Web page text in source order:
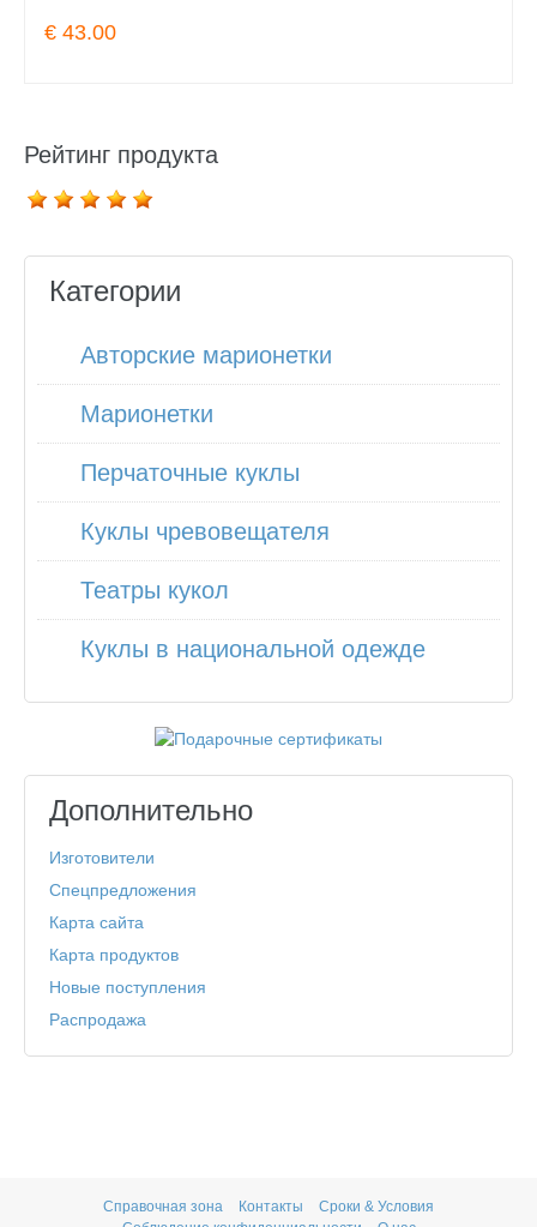
€ 43.00
Рейтинг продукта
Категории
Авторские марионетки
Марионетки
Перчаточные куклы
Куклы чревовещателя
Театры кукол
Куклы в национальной одежде
Дополнительно
Изготовители
Спецпредложения
Карта сайта
Карта продуктов
Новые поступления
Распродажа
Справочная зона Контакты
Сроки & Условия